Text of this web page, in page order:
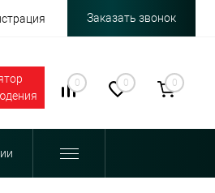
Заказать звонок
0 0 0